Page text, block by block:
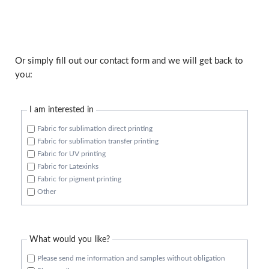
Or simply fill out our contact form and we will get back to
you:
I am interested in
Fabric for sublimation direct printing
Fabric for sublimation transfer printing
Fabric for UV printing
Fabric for Latexinks
Fabric for pigment printing
Other
What would you like?
Please send me information and samples without obligation